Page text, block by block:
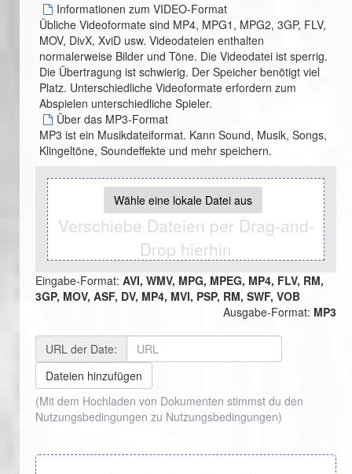
Informationen zum VIDEO-Format
Übliche Videoformate sind MP4, MPG1, MPG2, 3GP, FLV,
MOV, DivX, XviD usw. Videodateien enthalten
normalerweise Bilder und Töne. Die Videodatei ist sperrig.
Die Übertragung ist schwierig. Der Speicher benötigt viel
Platz. Unterschiedliche Videoformate erfordern zum
Abspielen unterschiedliche Spieler.
Über das MP3-Format
MP3 ist ein Musikdateiformat. Kann Sound, Musik, Songs,
Klingeltöne, Soundeffekte und mehr speichern.
Wähle eine lokale Datei aus
Verschiebe Dateien per Drag-and-
Drop hierhin
Eingabe-Format: AVI, WMV, MPG, MPEG, MP4, FLV, RM,
3GP, MOV, ASF, DV, MP4, MVI, PSP, RM, SWF, VOB
Ausgabe-Format: MP3
URL der Date:
Dateien hinzufügen
(Mit dem Hochladen von Dokumenten stimmst du den
Nutzungsbedingungen zu Nutzungsbedingungen)